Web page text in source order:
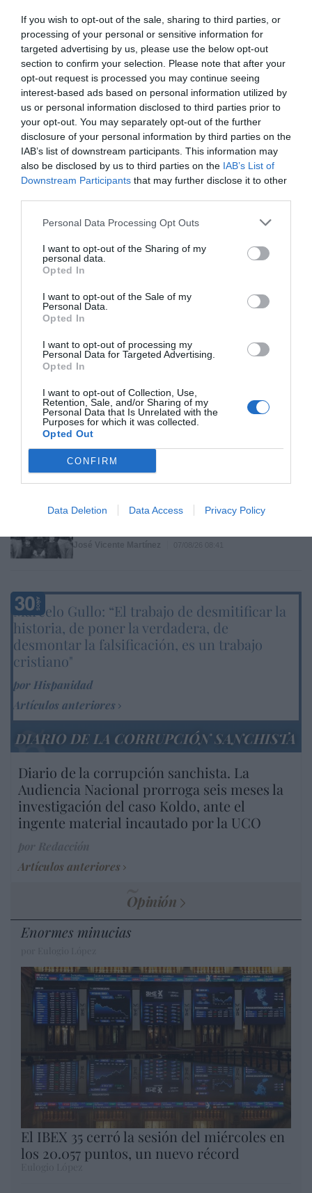
If you wish to opt-out of the sale, sharing to third parties, or
processing of your personal or sensitive information for
targeted advertising by us, please use the below opt-out
section to confirm your selection. Please note that after your
opt-out request is processed you may continue seeing
interest-based ads based on personal information utilized by
us or personal information disclosed to third parties prior to
your opt-out. You may separately opt-out of the further
disclosure of your personal information by third parties on the
IAB’s list of downstream participants. This information may
also be disclosed by us to third parties on the IAB’s List of
Downstream Participants that may further disclose it to other
Personal Data Processing Opt Outs
I want to opt-out of the Sharing of my
personal data.
Opted In
I want to opt-out of the Sale of my
Personal Data.
Opted In
I want to opt-out of processing my
Personal Data for Targeted Advertising.
Opted In
I want to opt-out of Collection, Use,
Retention, Sale, and/or Sharing of my
Personal Data that Is Unrelated with the
Purposes for which it was collected.
Opted Out
CONFIRM
Data Deletion Data Access Privacy Policy
Hoy destacamos
ECONOMÍA
BBVA. Torres no se ha atrevido a acabar con
Onur Genç, mientras Rodríguez Soler le
07/08/26 07:57
SOCIEDAD
Ataque cristianófobo en la muy ‘woke’ ciudad
Virgen María
Redacción
Venezuela. Comienza el diálogo entre
chavismo y un sector de la oposición, pero
José Ángel Gutiérrez 07/08/26 11:46
OPINIÓN
Isabel Pantoja pierde dos pleitos con
Hacienda por 700.000 euros... suma y sigue
Eulogio López 07/08/26 09:35
Centenario de la guerra cristera: ¡Viva Cristo
Marcelo Gullo: “El trabajo de desmitificar la
historia, de poner la verdadera, de
desmontar la falsificación, es un trabajo
cristiano"
por Hispanidad
Artículos anteriores
DIARIO DE LA CORRUPCIÓN SANCHISTA
Diario de la corrupción sanchista. La
Audiencia Nacional prorroga seis meses la
investigación del caso Koldo, ante el
ingente material incautado por la UCO
Artículos anteriores
Opinión
Enormes minucias
El IBEX 35 cerró la sesión del miércoles en
los 20.057 puntos, un nuevo récord